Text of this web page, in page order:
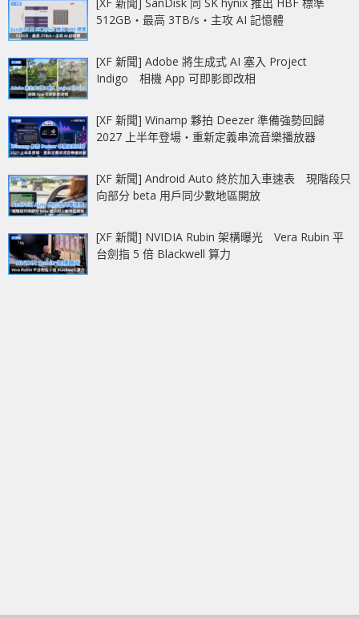
512GB‧最高 3TB/s‧主攻 AI 記憶體
[XF 新聞] Adobe 將生成式 AI 塞入 Project
Indigo 相機 App 可即影即改相
[XF 新聞] Winamp 夥拍 Deezer 準備強勢回歸
2027 上半年登場‧重新定義串流音樂播放器
[XF 新聞] Android Auto 終於加入車速表 現階段只
向部分 beta 用戶同少數地區開放
[XF 新聞] NVIDIA Rubin 架構曝光 Vera Rubin 平
台劍指 5 倍 Blackwell 算力